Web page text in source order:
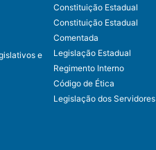
e
Constituição Estadual
Constituição Estadual
Comentada
Legislação Estadual
Regimento Interno
Código de Ética
Legislação dos Servidores